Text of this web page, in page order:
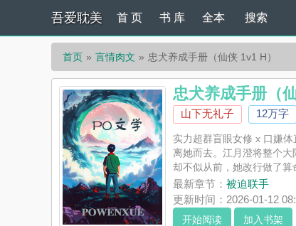
吾爱耽美 首 页 书 库 全本 搜索
首页 言情肉文 忠犬养成手册（仙侠 1v1 H）
忠犬养成手册（
山下无礼子 12万字
实力超群盲眼女修 x 口嫌
离她而去。江月澄将整个
却不似从前，她改行做了算
《忠犬养成手册（仙侠 1v1
忠犬养成手册（仙侠 1v1 H
最新章节： 被迫联手
更新时间：2026-01-12
开始阅读 加入书架